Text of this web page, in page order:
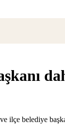
ilçe belediye